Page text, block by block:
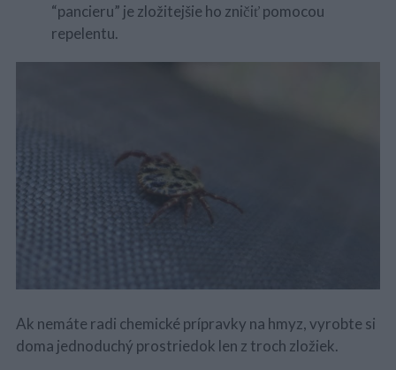
“pancieru” je zložitejšie ho zničiť pomocou
repelentu.
Ak nemáte radi chemické prípravky na hmyz, vyrobte si
doma jednoduchý prostriedok len z troch zložiek.